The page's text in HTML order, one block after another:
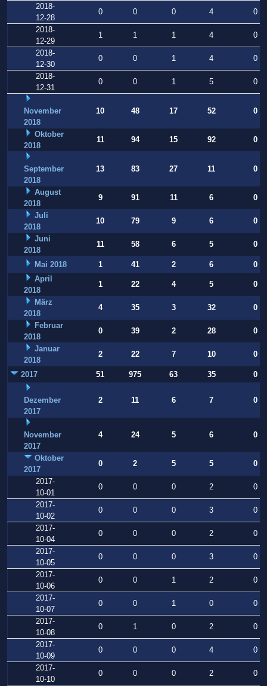
2018-
12-28
0 0 0 4
0
2018-
12-29
1 1 1 4
0
2018-
12-30
0 0 1 4
0
2018-
12-31
0 0 1 5 0
November
2018
10 48 17 52 0
Oktober
2018
11 94 15 92 0
September
2018
13 83 27 11 0
August
2018
9 91 11 6
0
Juli
2018
10 79 9 6
0
Juni
2018
11 58 6 5 0
Mai 2018 1 41 2 6
0
April
2018
1 22 4 5
0
März
2018
4 35 3 32
0
Februar
2018
0 39 2 28
0
Januar
2018
2 22 7 10 0
2017 51 975 63 35 0
Dezember
2017
2 11 6 7 0
November
2017
4 24 5 6 0
Oktober
2017
0 2 5 5
0
2017-
10-01
0 0 0 2
0
2017-
10-02
0 0 0 3
0
2017-
10-04
0 0 0 2
0
2017-
10-05
0 0 0 3
0
2017-
10-06
0 0 1 2
0
2017-
10-07
0 0 1 0
0
2017-
10-08
0 1 0 2
0
2017-
10-09
0 0 0 4
0
2017-
10-10
0 0 0 2
0